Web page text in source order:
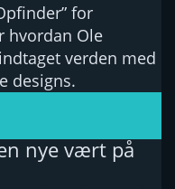
for
hvordan Ole
verden med
designs.
nye vært på